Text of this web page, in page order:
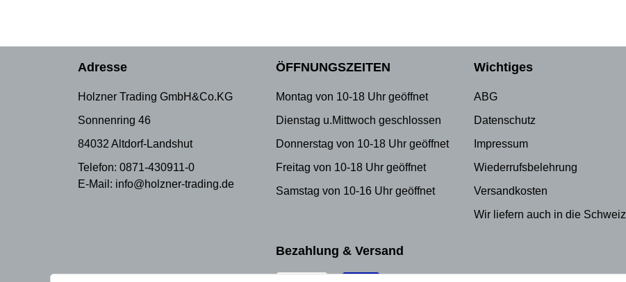
Adresse
Holzner Trading GmbH&Co.KG
Sonnenring 46
84032 Altdorf-Landshut
Telefon: 0871-430911-0
E-Mail: info@holzner-trading.de
ÖFFNUNGSZEITEN
Montag von 10-18 Uhr geöffnet
Dienstag u.Mittwoch geschlossen
Donnerstag von 10-18 Uhr geöffnet
Freitag von 10-18 Uhr geöffnet
Samstag von 10-16 Uhr geöffnet
Wichtiges
ABG
Datenschutz
Impressum
Wiederrufsbelehrung
Versandkosten
Wir liefern auch in die Schweiz
Bezahlung & Versand